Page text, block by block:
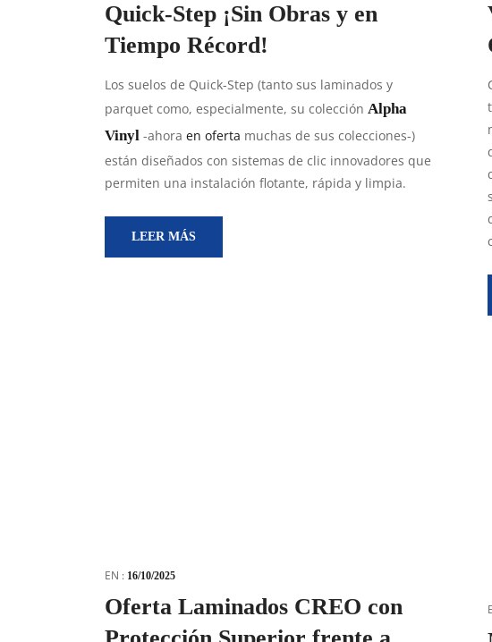
Quick-Step ¡Sin Obras y en
Tiempo Récord!
Los suelos de Quick-Step (tanto sus laminados y
parquet como, especialmente, su colección Alpha
Vinyl -ahora en oferta muchas de sus colecciones-)
están diseñados con sistemas de clic innovadores que
permiten una instalación flotante, rápida y limpia.
LEER MÁS
EN : 16/10/2025
Oferta Laminados CREO con